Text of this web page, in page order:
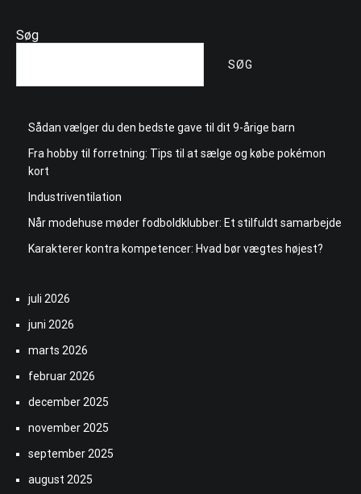
Søg
SØG
Sådan vælger du den bedste gave til dit 9-årige barn
Fra hobby til forretning: Tips til at sælge og købe pokémon
kort
Industriventilation
Når modehuse møder fodboldklubber: Et stilfuldt samarbejde
Karakterer kontra kompetencer: Hvad bør vægtes højest?
juli 2026
juni 2026
marts 2026
februar 2026
december 2025
november 2025
september 2025
august 2025